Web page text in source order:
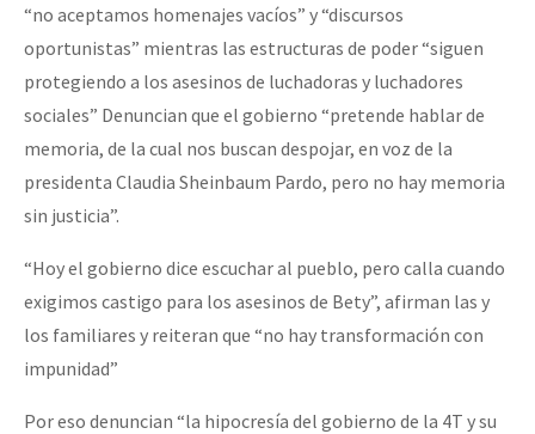
Video
Otras secciones
Semillero Guerra contra la Humanidad. (Las poblaciones y
la naturaleza bajo asedio)
COVID-19
Eventos
Contacto
“no aceptamos homenajes vacíos” y “discursos
oportunistas” mientras las estructuras de poder “siguen
protegiendo a los asesinos de luchadoras y luchadores
sociales” Denuncian que el gobierno “pretende hablar de
memoria, de la cual nos buscan despojar, en voz de la
presidenta Claudia Sheinbaum Pardo, pero no hay memoria
sin justicia”.
“Hoy el gobierno dice escuchar al pueblo, pero calla cuando
exigimos castigo para los asesinos de Bety”, afirman las y
los familiares y reiteran que “no hay transformación con
impunidad”
Por eso denuncian “la hipocresía del gobierno de la 4T y su